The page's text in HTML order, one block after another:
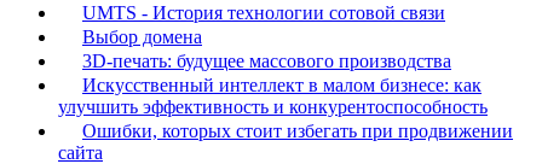
UMTS - История технологии сотовой связи
Выбор домена
3D-печать: будущее массового производства
Искусственный интеллект в малом бизнесе: как
улучшить эффективность и конкурентоспособность
Ошибки, которых стоит избегать при продвижении
сайта